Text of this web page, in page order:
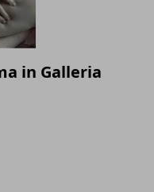
in Galleria